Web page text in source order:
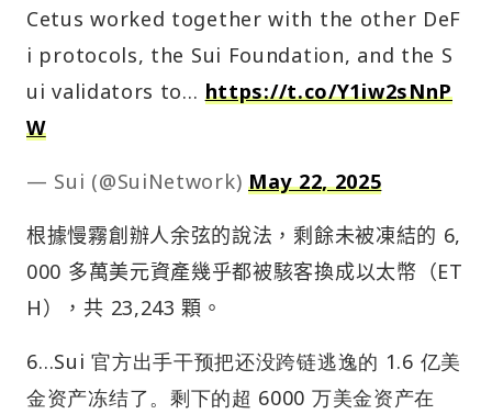
Cetus worked together with the other DeF
i protocols, the Sui Foundation, and the S
ui validators to… https://t.co/Y1iw2sNnP
W
— Sui (@SuiNetwork) May 22, 2025
根據慢霧創辦人余弦的說法，剩餘未被凍結的 6,
000 多萬美元資產幾乎都被駭客換成以太幣（ET
H），共 23,243 顆。
6…Sui 官方出手干预把还没跨链逃逸的 1.6 亿美
金资产冻结了。剩下的超 6000 万美金资产在